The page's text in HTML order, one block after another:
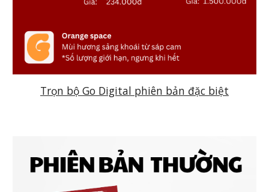
Trọn bộ Go Digital phiên bản đặc biệt